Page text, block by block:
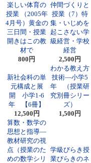
楽しい体育の
授業 （2005年
4月号）黄金の
三日間・授業
開きはこの教
材で
800円
仲間づくりと
授業（7）特
集・いじめを
起こさない学
級経営・学校
経営
2,500円
新社会科の単
元構成と展
開 小学1-6
年 【6冊】
12,500円
わかる教え方
技術―小学5
年 （授業研
究別冊シリー
ズ）
1,500円
算数・数学の
思想と指導―
教材研究の視
点（授業のた
めの数学シリ
学級びらき授
業びらきのネ